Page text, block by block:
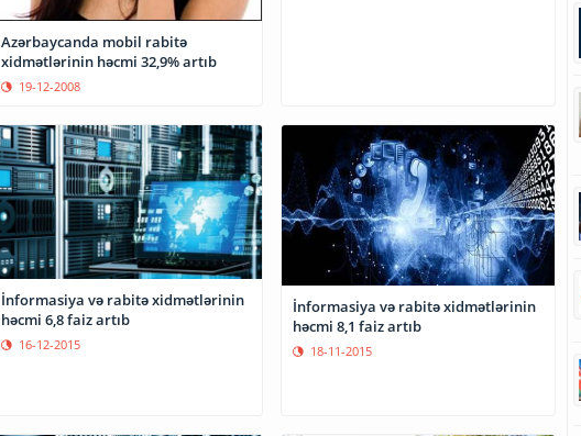
Azərbaycanda mobil rabitə
xidmətlərinin həcmi 32,9% artıb
19-12-2008
İnformasiya və rabitə xidmətlərinin
həcmi 6,8 faiz artıb
16-12-2015
İnformasiya və rabitə xidmətlərinin
həcmi 8,1 faiz artıb
18-11-2015